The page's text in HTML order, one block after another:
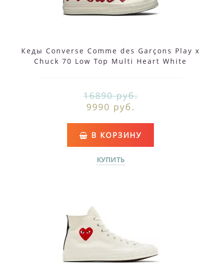
Кеды Converse Comme des Garçons Play x
Chuck 70 Low Top Multi Heart White
16890 руб.
9990 руб.
В КОРЗИНУ
КУПИТЬ